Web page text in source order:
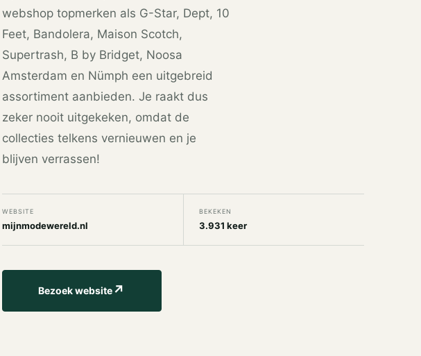
webshop topmerken als G-Star, Dept, 10
Feet, Bandolera, Maison Scotch,
Supertrash, B by Bridget, Noosa
Amsterdam en Nümph een uitgebreid
assortiment aanbieden. Je raakt dus
zeker nooit uitgekeken, omdat de
collecties telkens vernieuwen en je
blijven verrassen!
WEBSITE
mijnmodewereld.nl
BEKEKEN
3.931 keer
Bezoek website↗